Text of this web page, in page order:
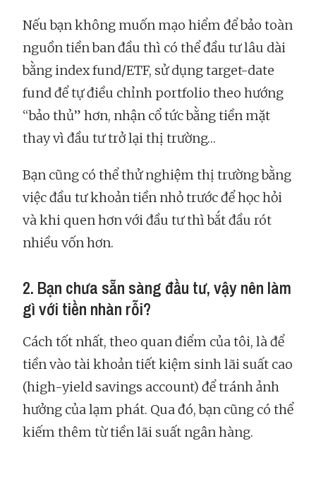
Nếu bạn không muốn mạo hiểm để bảo toàn
nguồn tiền ban đầu thì có thể đầu tư lâu dài
bằng index fund/ETF, sử dụng target-date
fund để tự điều chỉnh portfolio theo hướng
“bảo thủ” hơn, nhận cổ tức bằng tiền mặt
thay vì đầu tư trở lại thị trường…
Bạn cũng có thể thử nghiệm thị trường bằng
việc đầu tư khoản tiền nhỏ trước để học hỏi
và khi quen hơn với đầu tư thì bắt đầu rót
nhiều vốn hơn.
2. Bạn chưa sẵn sàng đầu tư, vậy nên làm
gì với tiền nhàn rỗi?
Cách tốt nhất, theo quan điểm của tôi, là để
tiền vào tài khoản tiết kiệm sinh lãi suất cao
(high-yield savings account) để tránh ảnh
hưởng của lạm phát. Qua đó, bạn cũng có thể
kiếm thêm từ tiền lãi suất ngân hàng.